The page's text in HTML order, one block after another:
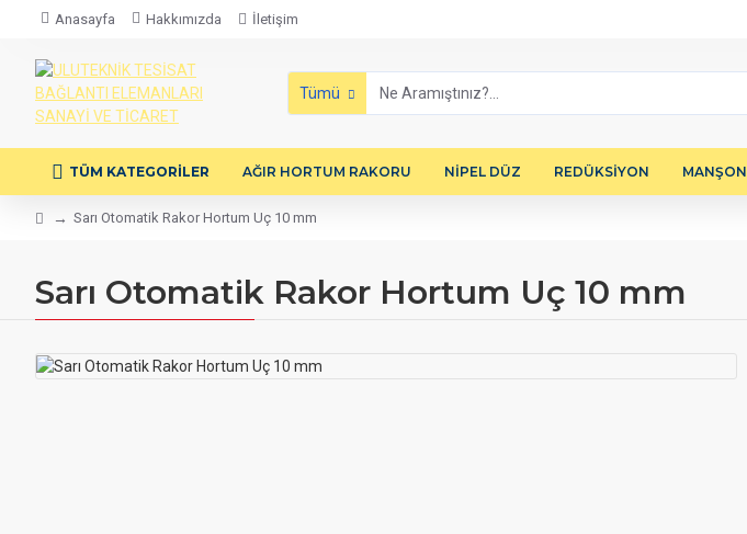
Anasayfa Hakkımızda İletişim
Tümü
TÜM KATEGORILER AĞIR HORTUM RAKORU NİPEL DÜZ REDÜKSİYON MANŞON
Sarı Otomatik Rakor Hortum Uç 10 mm
Sarı Otomatik Rakor Hortum Uç 10 mm